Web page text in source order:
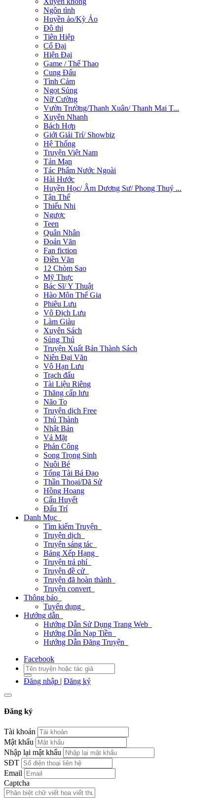
Ngôn tình
Huyền ảo/Kỳ Ảo
Đô thị
Tiên Hiệp
Cổ Đại
Hiện Đại
Game / Thể Thao
Cung Đấu
Tình Cảm
Ngọt Sủng
Nữ Cường
Vườn Trường/Thanh Xuân/ Thanh Mai T...
Xuyên Nhanh
Bách Hợp
Giới Giải Trí/ Showbiz
Hệ Thống
Truyện Việt Nam
Tản Mạn
Tác Phẩm Nước Ngoài
Hài Hước
Huyền Học/ Âm Dương Sư/ Phong Thuỷ ...
Tận Thế
Thiếu Nhi
Ngược
Teen
Quân Nhân
Đoản Văn
Fan fiction
Điền Văn
12 Chòm Sao
Mỹ Thực
Bác Sĩ/ Y Thuật
Hào Môn Thế Gia
Phiêu Lưu
Vô Địch Lưu
Làm Giàu
Xuyên Sách
Sủng Thú
Truyện Xuất Bản Thành Sách
Niên Đại Văn
Vô Hạn Lưu
Trạch đấu
Tài Liệu Riêng
Thăng cấp lưu
Não To
Truyện dịch Free
Thủ Thành
Nhật Bản
Vả Mặt
Phản Công
Song Trọng Sinh
Nuôi Bé
Tổng Tài Bá Đạo
Thần Thoại/Dã Sử
Hồng Hoang
Cẩu Huyết
Đấu Trí
Danh Mục
Tìm kiếm Truyện
Truyện dịch
Truyện sáng tác
Bảng Xếp Hạng
Truyện trả phí
Truyện đề cử
Truyện đã hoàn thành
Truyện convert
Thông báo
Tuyển dụng
Hướng dẫn
Hướng Dẫn Sử Dụng Trang Web
Hướng Dẫn Nạp Tiền
Hướng Dẫn Đăng Truyện
Facebook
Đăng nhập | Đăng ký
Đăng ký
Tài khoản
Mật khẩu
Nhập lại mật khẩu
SĐT
Email
Captcha